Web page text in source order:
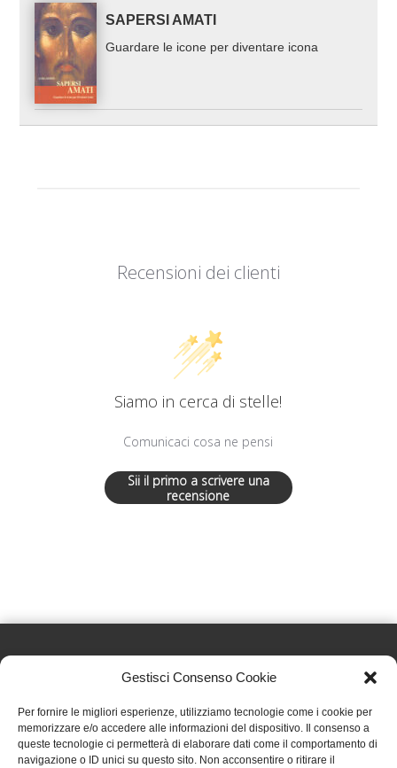
Gestisci Consenso Cookie
Per fornire le migliori esperienze, utilizziamo tecnologie come i cookie per
memorizzare e/o accedere alle informazioni del dispositivo. Il consenso a
queste tecnologie ci permetterà di elaborare dati come il comportamento di
navigazione o ID unici su questo sito. Non acconsentire o ritirare il
SAPERSI AMATI
Guardare le icone per diventare icona
Recensioni dei clienti
Siamo in cerca di stelle!
Comunicaci cosa ne pensi
Sii il primo a scrivere una
recensione
Effatà Editrice di Pellegrino Paolo SAS
C.F. e P.IVA 09655250018
Via Tre Denti, 1 - 10060 Cantalupa (TO)